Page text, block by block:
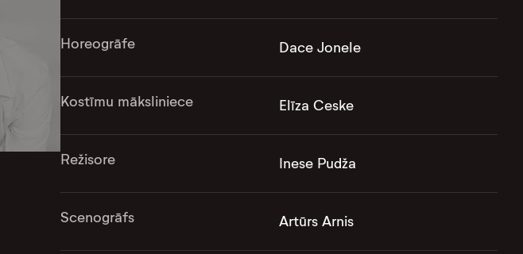
Horeogrāfe Dace Jonele
Kostīmu māksliniece Elīza Ceske
Režisore Inese Pudža
Scenogrāfs Artūrs Arnis